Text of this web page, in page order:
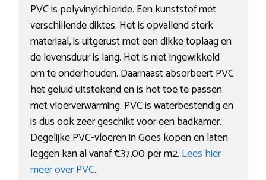
PVC is polyvinylchloride. Een kunststof met
verschillende diktes. Het is opvallend sterk
materiaal, is uitgerust met een dikke toplaag en
de levensduur is lang. Het is niet ingewikkeld
om te onderhouden. Daarnaast absorbeert PVC
het geluid uitstekend en is het toe te passen
met vloerverwarming. PVC is waterbestendig en
is dus ook zeer geschikt voor een badkamer.
Degelijke PVC-vloeren in Goes kopen en laten
leggen kan al vanaf €37,00 per m2. Lees hier
meer over PVC.